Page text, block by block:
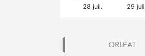
28 juil. 29
ORLEAT